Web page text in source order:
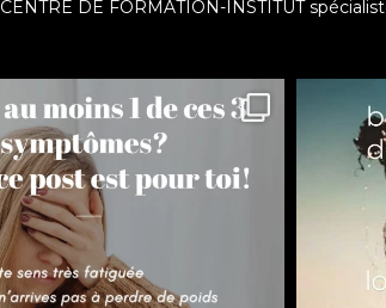
CENTRE DE FORMATION-INSTITUT